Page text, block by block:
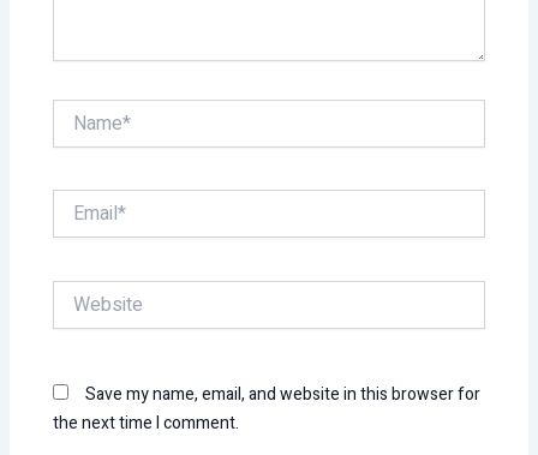
Name*
Email*
Website
Save my name, email, and website in this browser for
the next time I comment.